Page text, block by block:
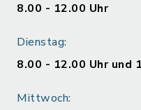
8.00 - 12.00 Uhr
Dienstag:
8.00 - 12.00 Uhr und
Mittwoch: